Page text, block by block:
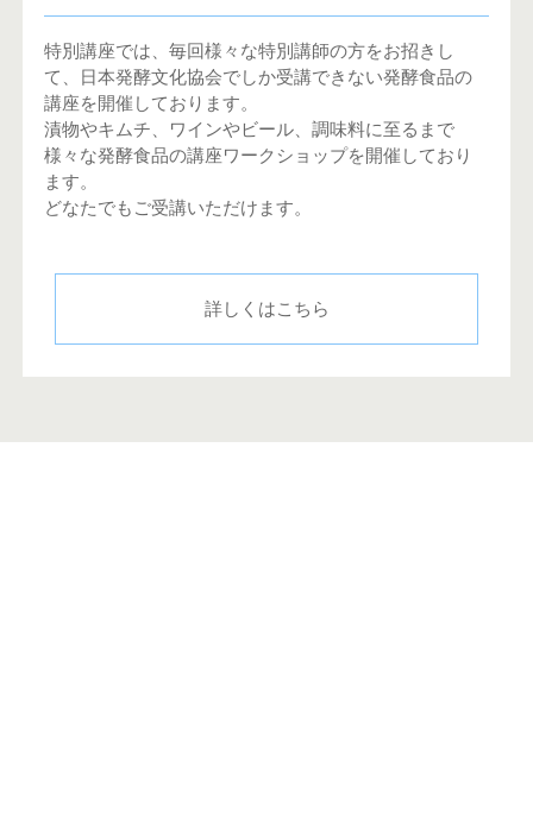
特別講座では、毎回様々な特別講師の方をお招きし
て、日本発酵文化協会でしか受講できない発酵食品の
講座を開催しております。
漬物やキムチ、ワインやビール、調味料に至るまで
様々な発酵食品の講座ワークショップを開催しており
ます。
どなたでもご受講いただけます。
詳しくはこちら